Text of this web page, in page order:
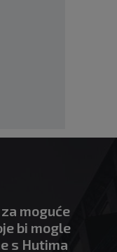
moguće
bi mogle
s Hutima